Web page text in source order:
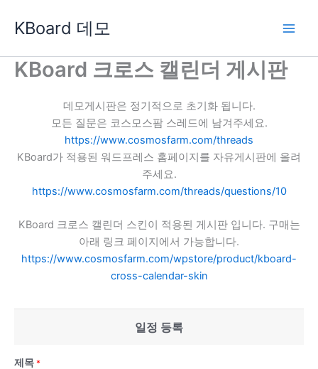
로
KBoard 데모
KBoard 크로스 캘린더 게시판
데모게시판은 정기적으로 초기화 됩니다.
모든 질문은 코스모스팜 스레드에 남겨주세요.
https://www.cosmosfarm.com/threads
KBoard가 적용된 워드프레스 홈페이지를 자유게시판에 올려
주세요.
https://www.cosmosfarm.com/threads/questions/10
KBoard 크로스 캘린더 스킨이 적용된 게시판 입니다. 구매는
아래 링크 페이지에서 가능합니다.
https://www.cosmosfarm.com/wpstore/product/kboard-
cross-calendar-skin
일정 등록
제목 *